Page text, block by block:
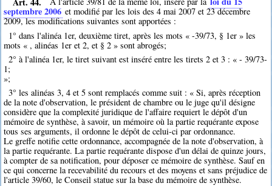
septembre 2006 et modifié par les lois des 4 mai 2007 et 23 décembre
2009, les modifications suivantes sont apportées :
1° dans l'alinéa 1er, deuxième tiret, après les mots « -39/73, § 1er » les
mots « , alinéas 1er et 2, et § 2 » sont abrogés;
2° à l'alinéa 1er, le tiret suivant est inséré entre les tirets 2 et 3 : « - 39/73-
1;
»;
3° les alinéas 3, 4 et 5 sont remplacés comme suit : « Si, après réception
de la note d'observation, le président de chambre ou le juge qu'il désigne
considère que la complexité juridique de l'affaire requiert le dépôt d'un
mémoire de synthèse, à savoir, un mémoire où la partie requérante expose
tous ses arguments, il ordonne le dépôt de celui-ci par ordonnance.
Le greffe notifie cette ordonnance, accompagnée de la note d'observation, à
la partie requérante. La partie requérante dispose d'un délai de quinze jours,
à compter de sa notification, pour déposer ce mémoire de synthèse. Sauf en
ce qui concerne la recevabilité du recours et des moyens et sans préjudice de
l'article 39/60, le Conseil statue sur la base du mémoire de synthèse.